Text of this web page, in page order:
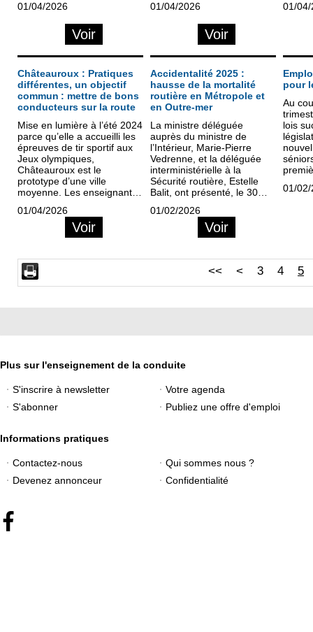
01/04/2026
Voir
01/04/2026
Voir
de
01/04/
Châteauroux : Pratiques
différentes, un objectif
commun : mettre de bons
conducteurs sur la route
Mise en lumière à l’été 2024
parce qu’elle a accueilli les
épreuves de tir sportif aux
Jeux olympiques,
Châteauroux est le
prototype d’une ville
moyenne. Les enseignants
différentes façons de
travailler, mais ils
dispensent tous une
01/04/2026
Voir
Accidentalité 2025 :
hausse de la mortalité
routière en Métropole et
en Outre-mer
La ministre déléguée
auprès du ministre de
l’Intérieur, Marie-Pierre
Vedrenne, et la déléguée
interministérielle à la
Sécurité routière, Estelle
Balit, ont présenté, le 30
provisoire de l’accidentalité
routière 2025. Et
malheureusement, le
route en 2025 est en
hausse par rapport à 2024.
01/02/2026
Voir
pour
Au
lois
Les
01/02/
<< < 3 4 5
Plus sur l'enseignement de la conduite
S'inscrire à newsletter
Votre agenda
S'abonner
Publiez une offre d'emploi
Informations pratiques
Contactez-nous
Qui sommes nous ?
Devenez annonceur
Confidentialité